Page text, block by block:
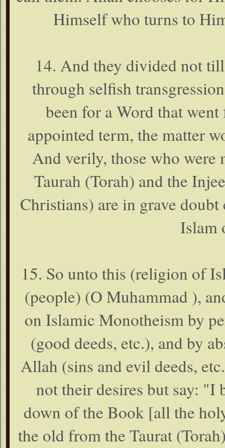
Himself who turns to
14. And they divided not
through selfish
been for a Word that
appointed term, the matter
And verily, those who were
Taurah (Torah) and the
Christians) are in grave
Islam
15. So unto this (religion of
(people) (O Muhammad ),
on Islamic Monotheism by
(good deeds, etc.), and by
Allah (sins and evil deeds,
not their desires but say: "I
down of the Book [all the
the old from the Taurat